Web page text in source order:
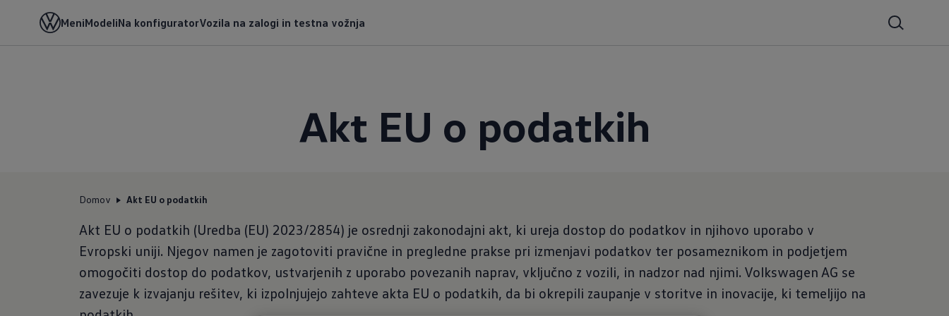
MeniModeliNa konfiguratorVozila na zalogi in testna vožnja
Akt EU o podatkih
Domov Akt EU o podatkih
Akt EU o podatkih (Uredba (EU) 2023/2854) je osrednji zakonodajni akt, ki ureja dostop do podatkov in njihovo uporabo v
Evropski uniji. Njegov namen je zagotoviti pravične in pregledne prakse pri izmenjavi podatkov ter posameznikom in podjetjem
omogočiti dostop do podatkov, ustvarjenih z uporabo povezanih naprav, vključno z vozili, in nadzor nad njimi. Volkswagen AG se
zavezuje k izvajanju rešitev, ki izpolnjujejo zahteve akta EU o podatkih, da bi okrepili zaupanje v storitve in inovacije, ki temeljijo na